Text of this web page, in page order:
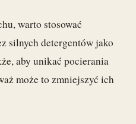
warto stosować
silnych detergentów jako
aby unikać pocierania
może to zmniejszyć ich